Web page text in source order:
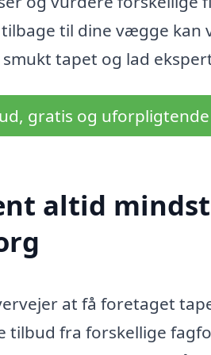
til dine vægge
tapet og lad
gratis og uforpligtende
altid
at få foretaget
tilbud fra forskellige